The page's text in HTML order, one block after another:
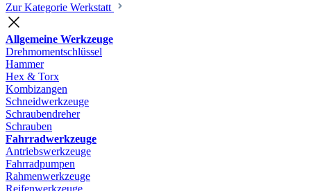
Zur Kategorie Werkstatt
Allgemeine Werkzeuge
Drehmomentschlüssel
Hammer
Hex & Torx
Kombizangen
Schneidwerkzeuge
Schraubendreher
Schrauben
Fahrradwerkzeuge
Antriebswerkzeuge
Fahrradpumpen
Rahmenwerkzeuge
Reifenwerkzeuge